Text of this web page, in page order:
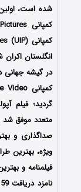
صداگذاری و
ویژه، بهترین
فیلمنامه و